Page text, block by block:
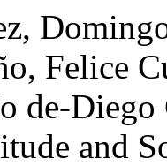
Felice
de-
and